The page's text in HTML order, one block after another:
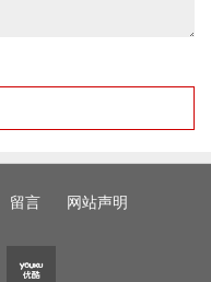
留言 网站声明